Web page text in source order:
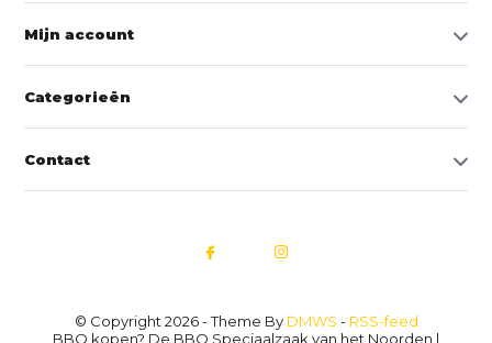
Mijn account
Categorieën
Contact
© Copyright 2026 - Theme By DMWS - RSS-feed
BBQ kopen? De BBQ Speciaalzaak van het Noorden |